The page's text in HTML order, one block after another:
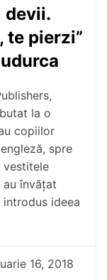
devii.
te pierzi”
la o
copiilor
spre
vestitele
au învățat
ideea
16, 2018